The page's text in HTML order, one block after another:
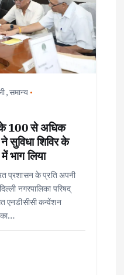
,समान्य
के 100 से अधिक
ने सुविधा शिविर के
भाग लिया
प्रशासन के प्रति अपनी
नगरपालिका परिषद्
एनडीसीसी कन्वेंशन
का…